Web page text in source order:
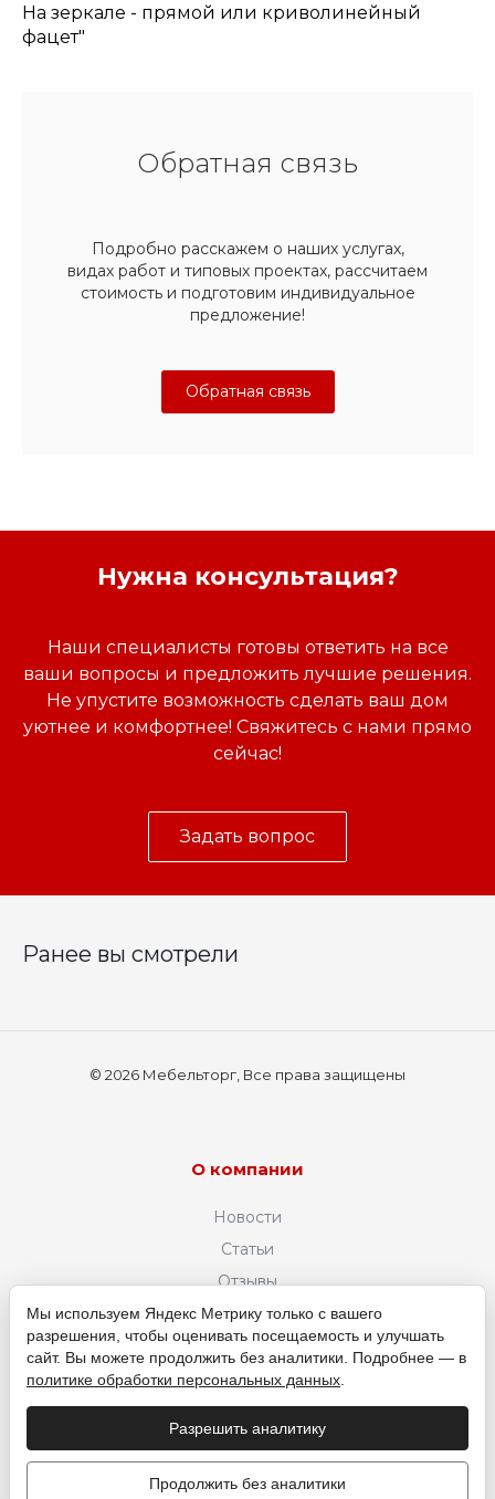
На зеркале - прямой или криволинейный
фацет"
Обратная связь
Подробно расскажем о наших услугах,
видах работ и типовых проектах, рассчитаем
стоимость и подготовим индивидуальное
предложение!
Обратная связь
Нужна консультация?
Наши специалисты готовы ответить на все
ваши вопросы и предложить лучшие решения.
Не упустите возможность сделать ваш дом
уютнее и комфортнее! Свяжитесь с нами прямо
сейчас!
Задать вопрос
Ранее вы смотрели
© 2026 Мебельторг, Все права защищены
О компании
Новости
Статьи
Отзывы
Вакансии
Политика конфиденциальности
Мы используем Яндекс Метрику только с вашего
разрешения, чтобы оценивать посещаемость и улучшать
сайт. Вы можете продолжить без аналитики. Подробнее — в
политике обработки персональных данных
Разрешить аналитику
Продолжить без аналитики